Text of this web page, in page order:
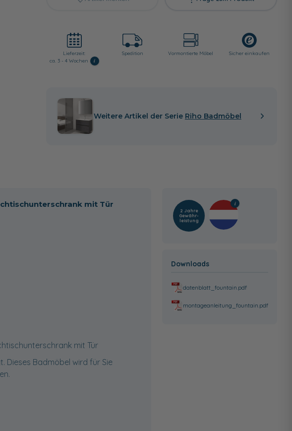
Lieferzeit:
ca. 3 - 4 Wochen
i
Spedition Vormontierte Möbel Sicher einkaufen
Weitere Artikel der Serie Riho Badmöbel
mit Tür
mit Tür
Dieses Badmöbel wird für Sie
2 Jahre
Gewähr­
leistung
Downloads
datenblatt_fountain.pdf
montageanleitung_fountain.pdf